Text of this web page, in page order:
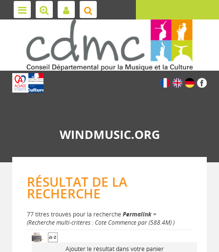
WINDMUSIC.ORG
RÉSULTAT DE LA
RECHERCHE
77 titres trouvés pour la recherche Permalink=
(Recherche multi-critères : Cote Commence par (588.4M) )
Ajouter le résultat dans votre panier